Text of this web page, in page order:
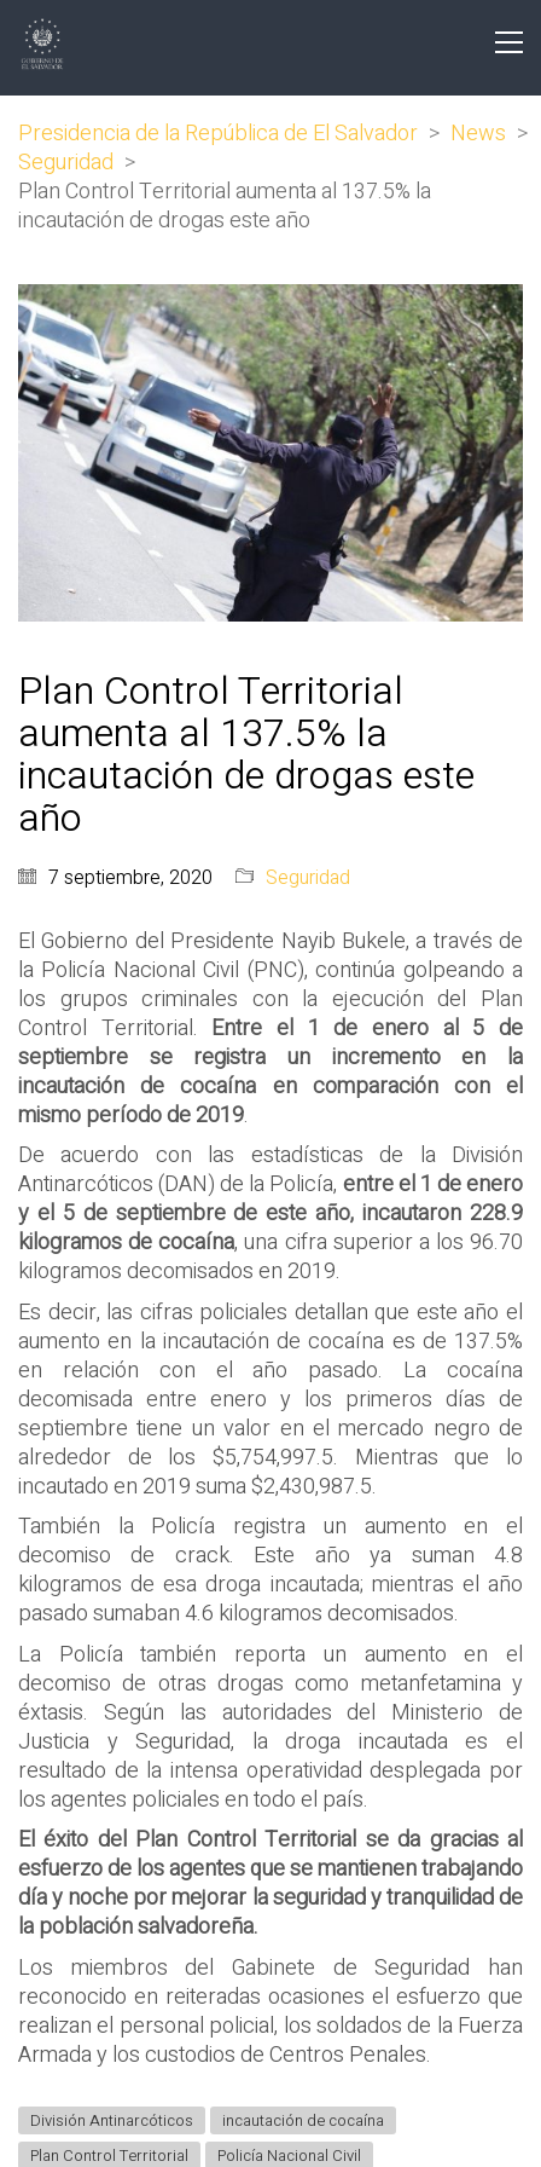
Presidencia de la República de El Salvador > News >
Seguridad >
Plan Control Territorial aumenta al 137.5% la
incautación de drogas este año
Plan Control Territorial
aumenta al 137.5% la
incautación de drogas este
año
7 septiembre, 2020 Seguridad
El Gobierno del Presidente Nayib Bukele, a través de
la Policía Nacional Civil (PNC), continúa golpeando a
los grupos criminales con la ejecución del Plan
Control Territorial. Entre el 1 de enero al 5 de
septiembre se registra un incremento en la
incautación de cocaína en comparación con el
mismo período de 2019.
De acuerdo con las estadísticas de la División
Antinarcóticos (DAN) de la Policía, entre el 1 de enero
y el 5 de septiembre de este año, incautaron 228.9
kilogramos de cocaína, una cifra superior a los 96.70
kilogramos decomisados en 2019.
Es decir, las cifras policiales detallan que este año el
aumento en la incautación de cocaína es de 137.5%
en relación con el año pasado. La cocaína
decomisada entre enero y los primeros días de
septiembre tiene un valor en el mercado negro de
alrededor de los $5,754,997.5. Mientras que lo
incautado en 2019 suma $2,430,987.5.
También la Policía registra un aumento en el
decomiso de crack. Este año ya suman 4.8
kilogramos de esa droga incautada; mientras el año
pasado sumaban 4.6 kilogramos decomisados.
La Policía también reporta un aumento en el
decomiso de otras drogas como metanfetamina y
éxtasis. Según las autoridades del Ministerio de
Justicia y Seguridad, la droga incautada es el
resultado de la intensa operatividad desplegada por
los agentes policiales en todo el país.
El éxito del Plan Control Territorial se da gracias al
esfuerzo de los agentes que se mantienen trabajando
día y noche por mejorar la seguridad y tranquilidad de
la población salvadoreña.
Los miembros del Gabinete de Seguridad han
reconocido en reiteradas ocasiones el esfuerzo que
realizan el personal policial, los soldados de la Fuerza
Armada y los custodios de Centros Penales.
División Antinarcóticos
incautación de cocaína
Plan Control Territorial
Policía Nacional Civil